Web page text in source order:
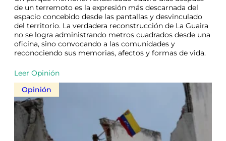
de un terremoto es la expresión más descarnada del
espacio concebido desde las pantallas y desvinculado
del territorio. La verdadera reconstrucción de La Guaira
no se logra administrando metros cuadrados desde una
oficina, sino convocando a las comunidades y
reconociendo sus memorias, afectos y formas de vida.
Leer Opinión
Opinión